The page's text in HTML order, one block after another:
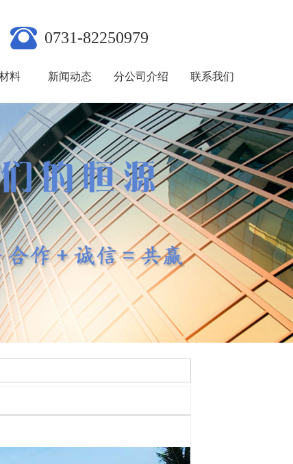
0731-82250979
料 新闻动态 分公司介绍 联系我们